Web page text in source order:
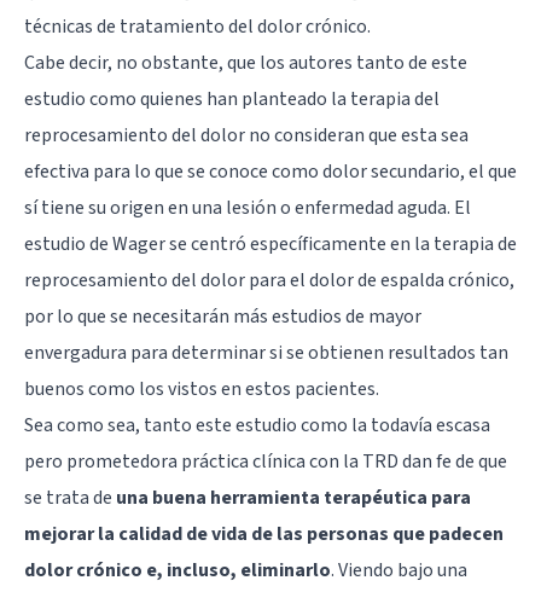
técnicas de tratamiento del dolor crónico.
Cabe decir, no obstante, que los autores tanto de este
estudio como quienes han planteado la terapia del
reprocesamiento del dolor no consideran que esta sea
efectiva para lo que se conoce como dolor secundario, el que
sí tiene su origen en una lesión o enfermedad aguda. El
estudio de Wager se centró específicamente en la terapia de
reprocesamiento del dolor para el dolor de espalda crónico,
por lo que se necesitarán más estudios de mayor
envergadura para determinar si se obtienen resultados tan
buenos como los vistos en estos pacientes.
Sea como sea, tanto este estudio como la todavía escasa
pero prometedora práctica clínica con la TRD dan fe de que
se trata de una buena herramienta terapéutica para
mejorar la calidad de vida de las personas que padecen
dolor crónico e, incluso, eliminarlo. Viendo bajo una